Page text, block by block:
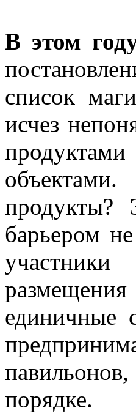
В этом
список
исчез
продукты?
барьером
единичные
порядке.